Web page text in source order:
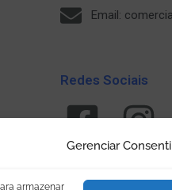
Gerenciar
armazenar
Email:
Redes Sociais